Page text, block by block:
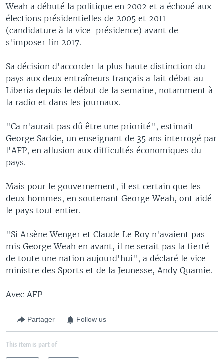
Weah a débuté la politique en 2002 et a échoué aux
élections présidentielles de 2005 et 2011
(candidature à la vice-présidence) avant de
s'imposer fin 2017.
Sa décision d'accorder la plus haute distinction du
pays aux deux entraîneurs français a fait débat au
Liberia depuis le début de la semaine, notamment à
la radio et dans les journaux.
"Ca n'aurait pas dû être une priorité", estimait
George Sackie, un enseignant de 35 ans interrogé par
l'AFP, en allusion aux difficultés économiques du
pays.
Mais pour le gouvernement, il est certain que les
deux hommes, en soutenant George Weah, ont aidé
le pays tout entier.
"Si Arsène Wenger et Claude Le Roy n'avaient pas
mis George Weah en avant, il ne serait pas la fierté
de toute une nation aujourd'hui", a déclaré le vice-
ministre des Sports et de la Jeunesse, Andy Quamie.
Avec AFP
Partager Follow us
This item is part of